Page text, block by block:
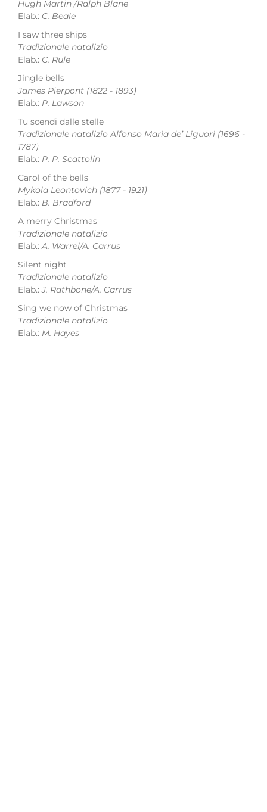
Sing we now of Christmas
Tradizionale natalizio
Elab.: M. Hayes
I saw three ships
Tradizionale natalizio
Elab.: C. Rule
Carol of the bells
Mykola Leontovich (1877 - 1921)
Elab.: B. Bradford
Jingle bells
James Pierpont (1822 - 1893)
Elab.: P. Lawson
Hugh Martin /Ralph Blane
Elab.: C. Beale
Silent night
Tradizionale natalizio
Elab.:J. Rathbone/A. Carrus
A merry Christmas
Tradizionale natalizio
Elab.:A. Warrel/A. Carrus
Tu scendi dalle stelle
Tradizionale natalizioAlfonso Maria de’ Liguori (1696 -
1787)
Elab.: P. P. Scattolin